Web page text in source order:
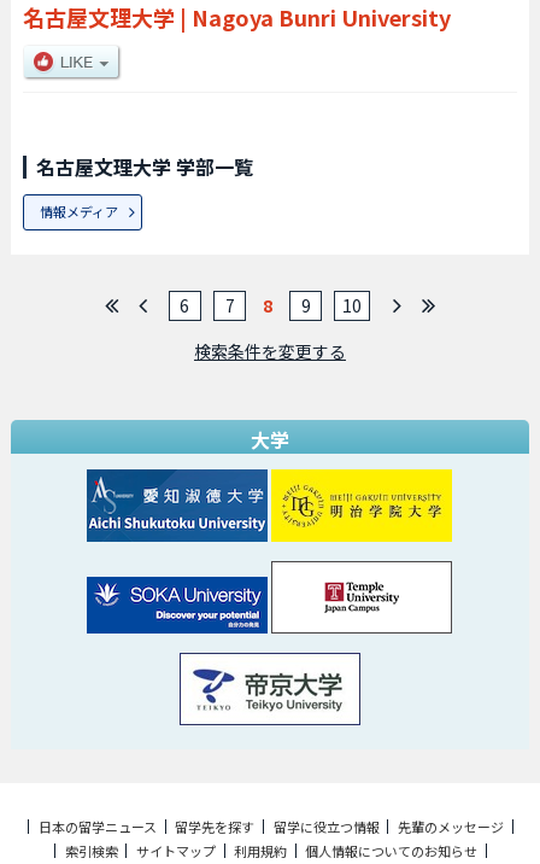
名古屋文理大学 | Nagoya Bunri University
名古屋文理大学 学部一覧
情報メディア
6 7 8 9
10
検索条件を変更する
大学
日本の留学ニュース 留学先を探す 留学に役立つ情報
先輩のメッセージ
索引検索
サイトマップ 利用規約
個人情報についてのお知らせ